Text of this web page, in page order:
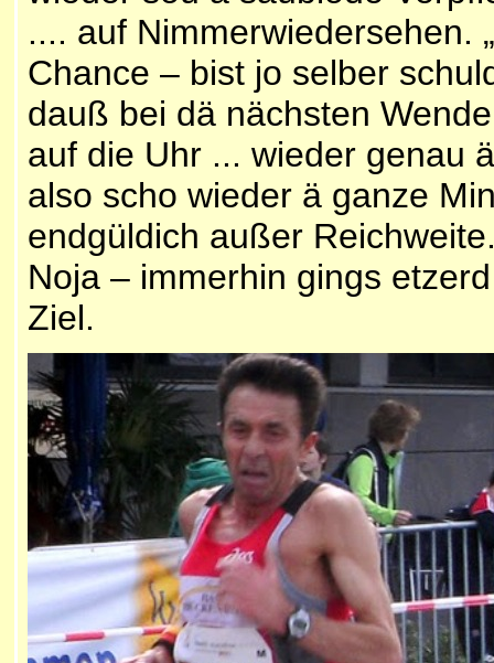
.... auf Nimmerwiedersehen.
Chance – bist jo selber
dauß bei dä nächsten
auf die Uhr ... wieder genau
also scho wieder ä ganze
endgüldich außer
Noja – immerhin gings
Ziel.